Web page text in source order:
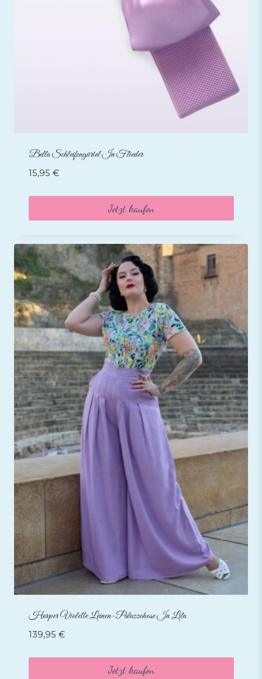
Bella Schleifengürtel In Flieder
15,95 €
Jetzt kaufen
Harper Violette Leinen-Palazzohose In Lila
139,95 €
Jetzt kaufen